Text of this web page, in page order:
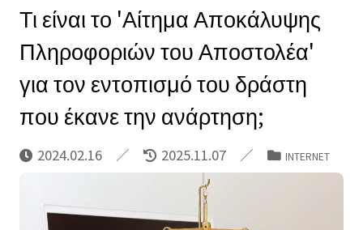
Τι είναι το 'Αίτημα Αποκάλυψης
Πληροφοριών του Αποστολέα'
για τον εντοπισμό του δράστη
που έκανε την ανάρτηση;
2024.02.16 2025.11.07 INTERNET